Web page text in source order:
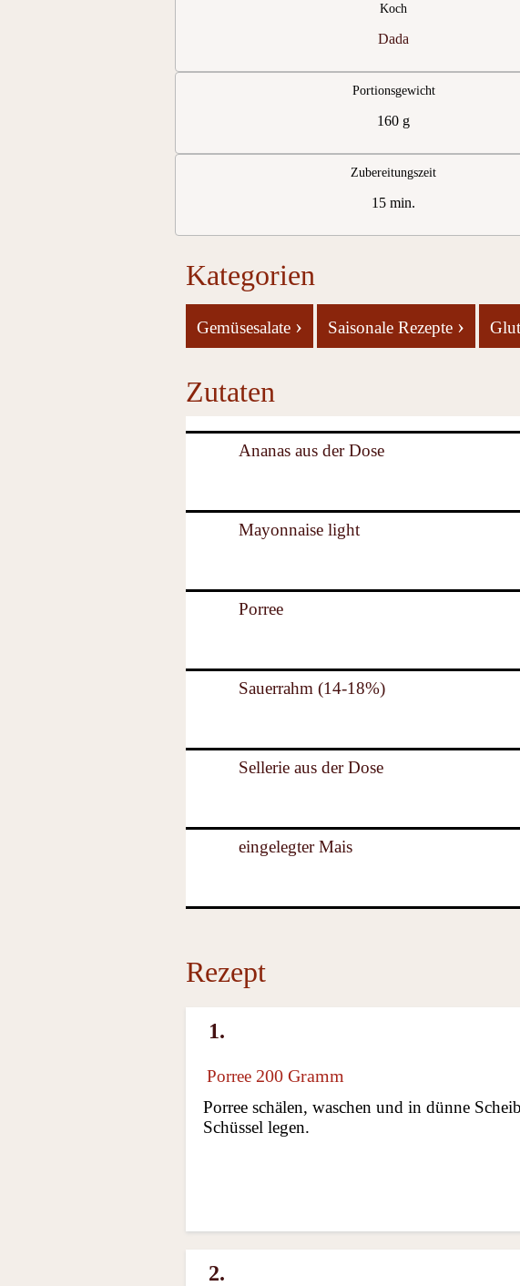
Koch
Dada
Portionsgewicht
160 g
Zubereitungszeit
15 min.
Kategorien
Gemüsesalate › Saisonale Rezepte ›
Zutaten
Ananas aus der Dose
Mayonnaise light
Porree
Sauerrahm (14-18%)
Sellerie aus der Dose
eingelegter Mais
Rezept
1.
Porree 200 Gramm
Porree schälen, waschen und in dünne
Schüssel legen.
2.